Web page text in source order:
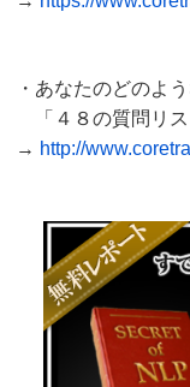
あなたのどのよ
「４８の質問リ
→ http://